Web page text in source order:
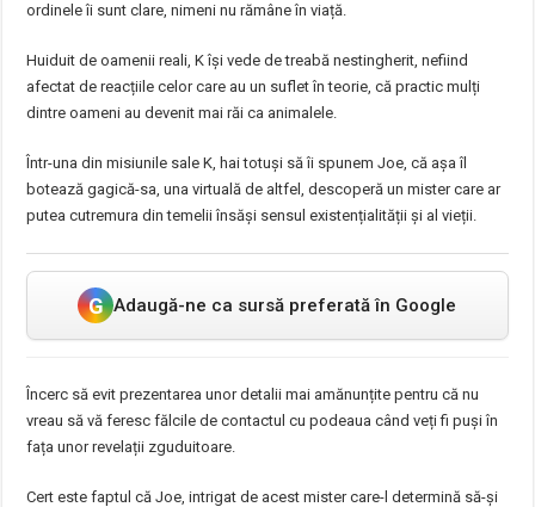
ordinele îi sunt clare, nimeni nu rămâne în viață.
Huiduit de oamenii reali, K își vede de treabă nestingherit, nefiind
afectat de reacțiile celor care au un suflet în teorie, că practic mulți
dintre oameni au devenit mai răi ca animalele.
Într-una din misiunile sale K, hai totuși să îi spunem Joe, că așa îl
botează gagică-sa, una virtuală de altfel, descoperă un mister care ar
putea cutremura din temelii însăși sensul existențialității și al vieții.
G Adaugă-ne ca sursă preferată în Google
Încerc să evit prezentarea unor detalii mai amănunțite pentru că nu
vreau să vă feresc fălcile de contactul cu podeaua când veți fi puși în
fața unor revelații zguduitoare.
Cert este faptul că Joe, intrigat de acest mister care-l determină să-și